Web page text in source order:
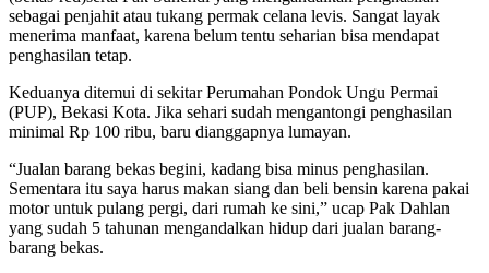
sebagai penjahit atau tukang permak celana levis. Sangat layak
menerima manfaat, karena belum tentu seharian bisa mendapat
penghasilan tetap.
Keduanya ditemui di sekitar Perumahan Pondok Ungu Permai
(PUP), Bekasi Kota. Jika sehari sudah mengantongi penghasilan
minimal Rp 100 ribu, baru dianggapnya lumayan.
“Jualan barang bekas begini, kadang bisa minus penghasilan.
Sementara itu saya harus makan siang dan beli bensin karena pakai
motor untuk pulang pergi, dari rumah ke sini,” ucap Pak Dahlan
yang sudah 5 tahunan mengandalkan hidup dari jualan barang-
barang bekas.